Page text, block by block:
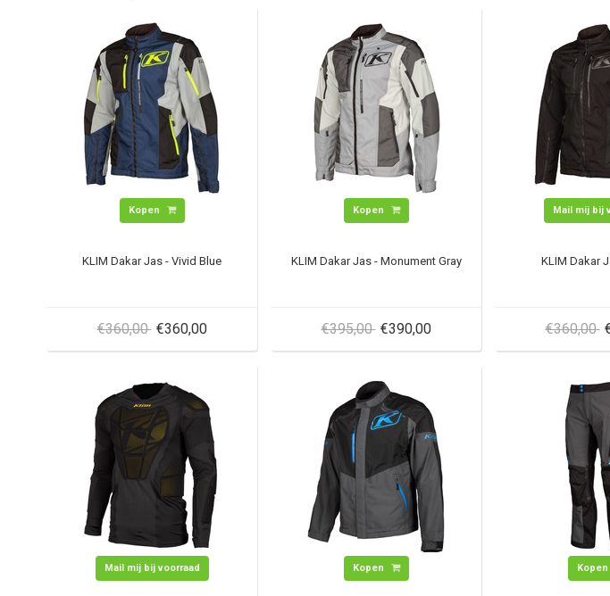
Kopen
KLIM Dakar Jas - Vivid Blue
€360,00 €360,00
Kopen
KLIM Dakar Jas - Monument Gray
€395,00 €390,00
Mail mij bij
KLIM Dakar
€360,00
Mail mij bij voorraad Kopen Kopen